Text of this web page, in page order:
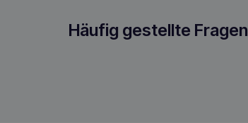
Häufig gestellte Fragen